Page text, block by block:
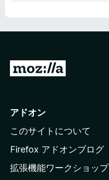
M
i
l
a
ホ
アドオン
このサイトについて
Firefox アドオンブログ
拡張機能ワークショップ